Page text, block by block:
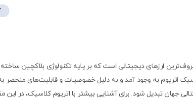
ارزهای دیجیتالی است که بر پایه تکنولوژی بلاکچین
اتریوم به وجود آمد و به دلیل خصوصیات و قابلیت‌های منحصر
جهان تبدیل شود. برای آشنایی بیشتر با اتریوم کلاسیک، در این